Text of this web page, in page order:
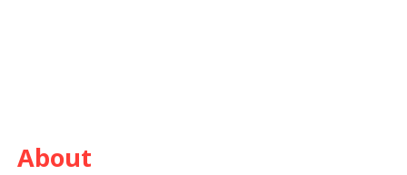
About